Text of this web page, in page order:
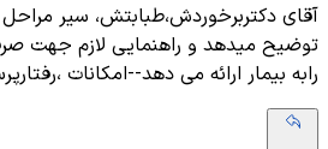
آقای دکتربرخوردش،طبابتش، سیر مراحل
توضیح میدهد و راهنمایی لازم جهت
رابه بیمار ارائه می دهد--امکانات